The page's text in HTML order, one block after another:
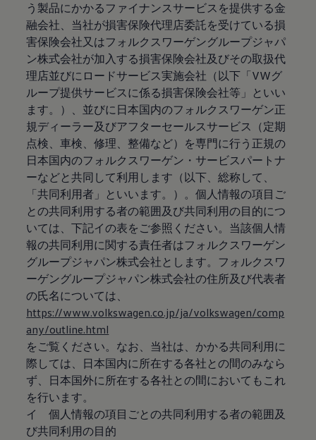
う製品にかかるファイナンスサービスを提供する金
融会社、当社が損害保険代理店委託を受けている損
害保険会社又はフォルクスワーゲングループジャパ
ン株式会社が加入する損害保険会社及びその取扱代
理店並びにロードサービス実施会社（以下「VWグ
ループ提供サービスに係る損害保険会社等」といい
ます。）、並びに日本国内のフォルクスワーゲン正
規ディーラー及びアフターセールスサービス（定期
点検、車検、修理、整備など）を専門に行う正規の
日本国内のフォルクスワーゲン・サービスパートナ
ーなどと共同して利用します（以下、総称して、
「共同利用者」といいます。）。個人情報の項目ご
との共同利用する者の範囲及び共同利用の目的につ
いては、下記イの表をご参照ください。当該個人情
報の共同利用に関する責任者はフォルクスワーゲン
グループジャパン株式会社とします。フォルクスワ
ーゲングループジャパン株式会社の住所及び代表者
の氏名については、
https://www.volkswagen.co.jp/ja/volkswagen/comp
any/outline.html
をご覧ください。なお、当社は、かかる共同利用に
際しては、日本国内に所在する各社との間のみなら
ず、日本国外に所在する各社との間においてもこれ
を行います。
イ 個人情報の項目ごとの共同利用する者の範囲及
び共同利用の目的